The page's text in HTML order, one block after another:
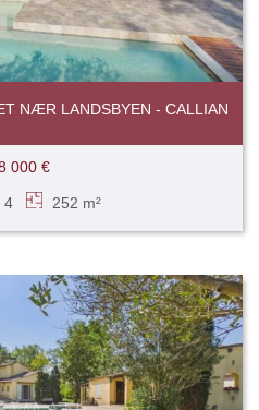
NÆR LANDSBYEN - CALLIAN
000 €
4 252 m²